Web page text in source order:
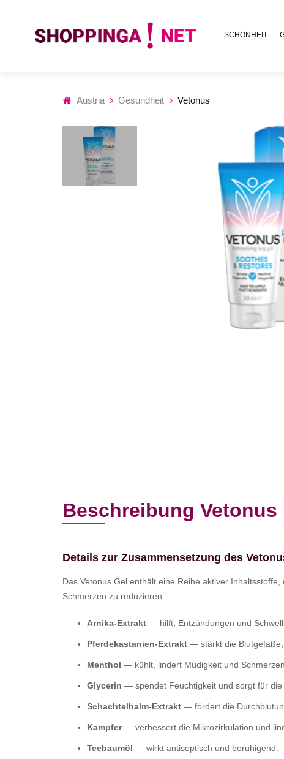
SCHÖNHEIT
Austria Gesundheit Vetonus
Beschreibung Vetonus
Details zur Zusammensetzung des
Das Vetonus Gel enthält eine Reihe aktiver
Schmerzen zu reduzieren:
Arnika-Extrakt — hilft, Entzündungen und
Pferdekastanien-Extrakt — stärkt die Blutgefäße,
Menthol — kühlt, lindert Müdigkeit und
Glycerin — spendet Feuchtigkeit und sorgt für die
Schachtelhalm-Extrakt — fördert die
Kampfer— verbessert die Mikrozirkulation und
Teebaumöl — wirkt antiseptisch und beruhigend.